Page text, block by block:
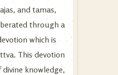
and tamas,
through a
which is
This devotion
divine knowledge,